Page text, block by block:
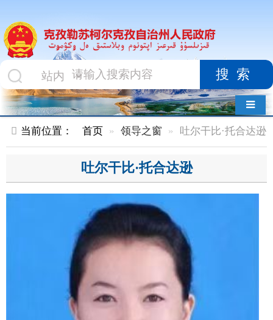
搜索
当前位置： 首页 领导之窗 吐尔干比·托合达逊
吐尔干比·托合达逊